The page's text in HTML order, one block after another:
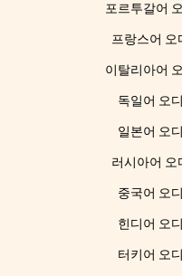
포르투갈어
프랑스어 오
이탈리아어
독일어 오
일본어 오
러시아어 오
중국어 오
힌디어 오
터키어 오